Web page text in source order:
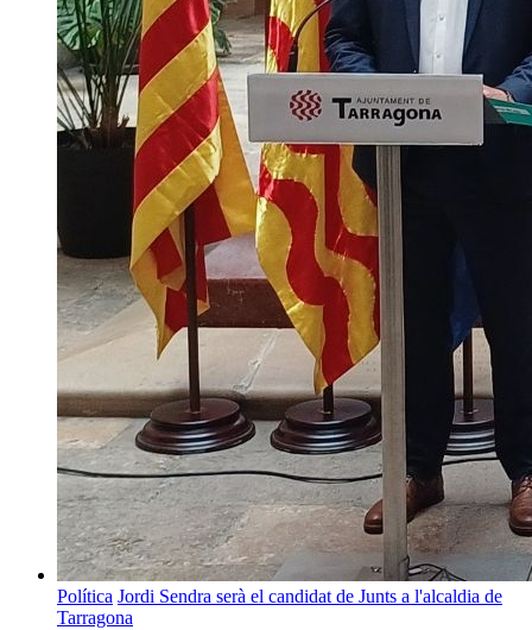
Política Jordi Sendra serà el candidat de Junts a l'alcaldia de
Tarragona